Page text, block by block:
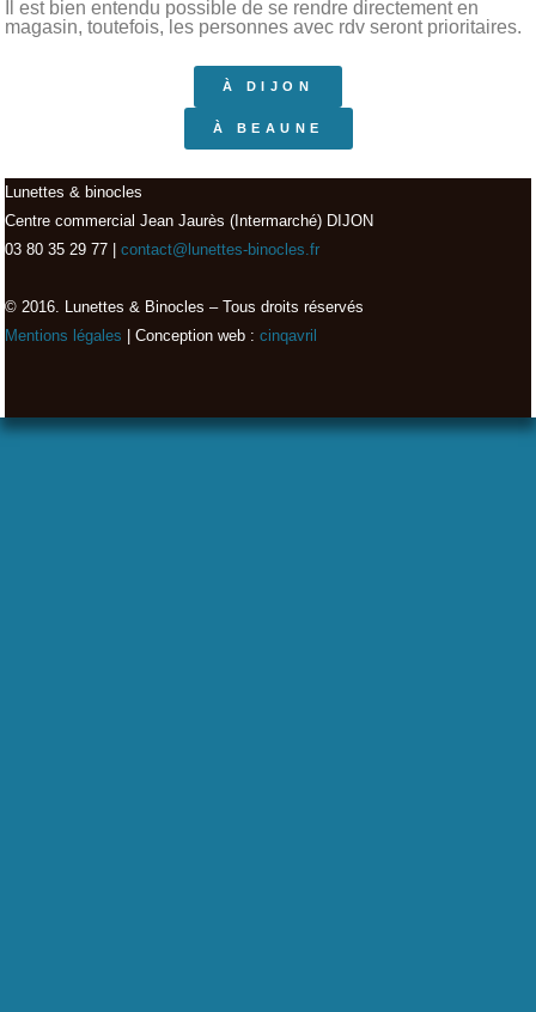
Il est bien entendu possible de se rendre directement en
magasin, toutefois, les personnes avec rdv seront prioritaires.
À DIJON
À BEAUNE
Lunettes & binocles
Centre commercial Jean Jaurès (Intermarché) DIJON
03 80 35 29 77 |
contact@lunettes-binocles.fr
© 2016. Lunettes & Binocles – Tous droits réservés​
Mentions légales | Conception web : cinqavril